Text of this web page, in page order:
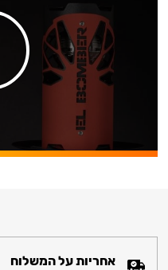
אחריות על המשלוח